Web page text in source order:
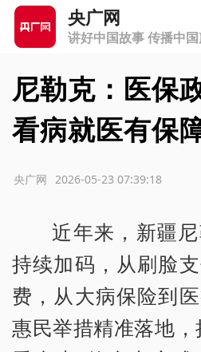
央广网
讲好中国故事 传播中
尼勒克：医保
看病就医有保
2026-05-23 07:39:18
央广网
近年来，新疆
持续加码，从刷脸
费，从大病保险到
惠民举措精准落地，